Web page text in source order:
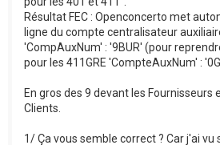
Résultat FEC : Openconcerto met
ligne du compte centralisateur
'CompAuxNum' : '9BUR' (pour
pour les 411GRE 'CompteAuxNum' :
En gros des 9 devant les Fournisseurs
Clients.
1/ Ça vous semble correct ? Car j'ai